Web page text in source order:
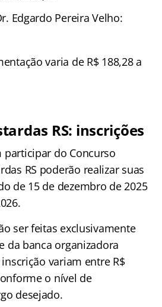
Edgardo Pereira Velho:
varia de R$ 188,28 a
RS: inscrições
participar do Concurso
RS poderão realizar suas
de 15 de dezembro de 2025
ser feitas exclusivamente
da banca organizadora
variam entre R$
o nível de
desejado.